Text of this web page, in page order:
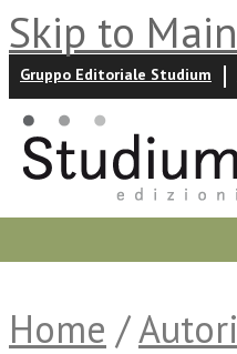
Skip to
Gruppo Editoriale Studium
Home /Autori